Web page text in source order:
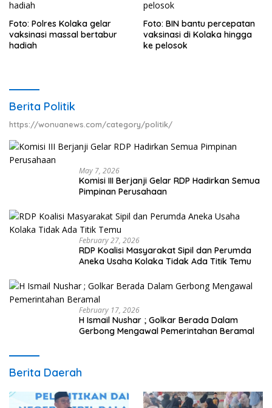
Foto: Polres Kolaka gelar
vaksinasi massal bertabur
hadiah
Foto: BIN bantu percepatan
vaksinasi di Kolaka hingga
ke pelosok
Berita Politik
https://wonuanews.com/category/politik/
May 7, 2026
Komisi III Berjanji Gelar RDP Hadirkan Semua
Pimpinan Perusahaan
February 27, 2026
RDP Koalisi Masyarakat Sipil dan Perumda
Aneka Usaha Kolaka Tidak Ada Titik Temu
February 17, 2026
H Ismail Nushar ; Golkar Berada Dalam
Gerbong Mengawal Pemerintahan Beramal
Berita Daerah